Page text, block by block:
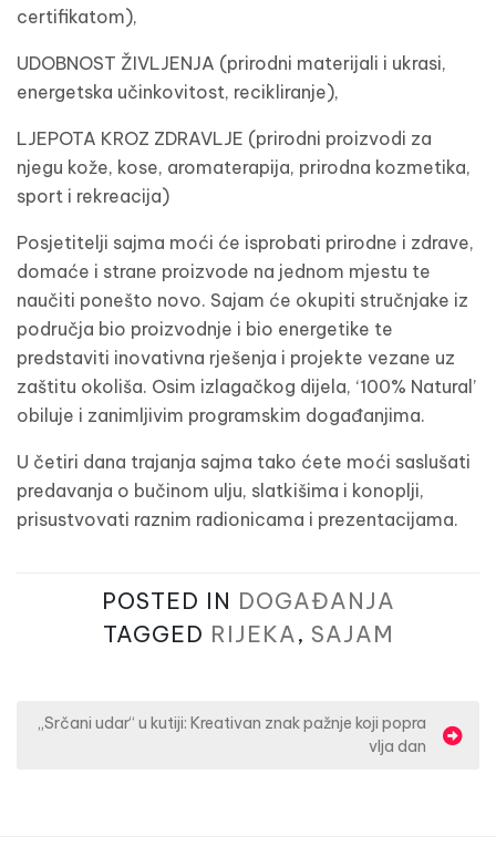
certifikatom),
UDOBNOST ŽIVLJENJA (prirodni materijali i ukrasi,
energetska učinkovitost, recikliranje),
LJEPOTA KROZ ZDRAVLJE (prirodni proizvodi za
njegu kože, kose, aromaterapija, prirodna kozmetika,
sport i rekreacija)
Posjetitelji sajma moći će isprobati prirodne i zdrave,
domaće i strane proizvode na jednom mjestu te
naučiti ponešto novo. Sajam će okupiti stručnjake iz
područja bio proizvodnje i bio energetike te
predstaviti inovativna rješenja i projekte vezane uz
zaštitu okoliša. Osim izlagačkog dijela, ‘100% Natural’
obiluje i zanimljivim programskim događanjima.
U četiri dana trajanja sajma tako ćete moći saslušati
predavanja o bučinom ulju, slatkišima i konoplji,
prisustvovati raznim radionicama i prezentacijama.
POSTED IN DOGAĐANJA
TAGGED RIJEKA, SAJAM
N
„Srčani udar“ u kutiji: Kreativan znak pažnje koji popra
vlja dan